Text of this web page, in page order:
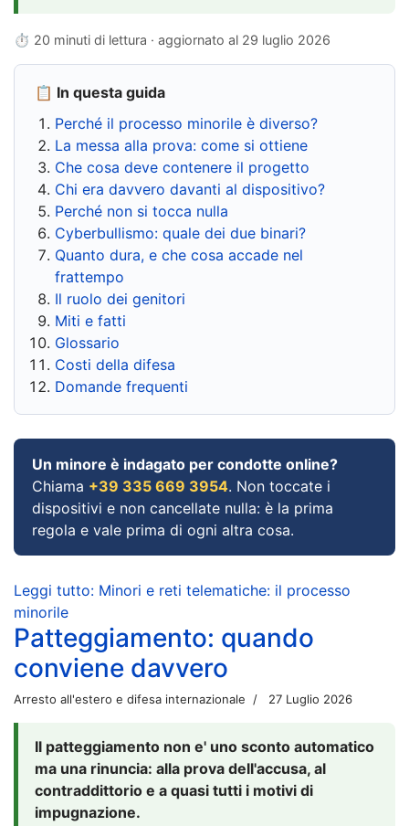
⏱ 20 minuti di lettura · aggiornato al 29 luglio 2026
📋 In questa guida
Perché il processo minorile è diverso?
La messa alla prova: come si ottiene
Che cosa deve contenere il progetto
Chi era davvero davanti al dispositivo?
Perché non si tocca nulla
Cyberbullismo: quale dei due binari?
Quanto dura, e che cosa accade nel
frattempo
Il ruolo dei genitori
Miti e fatti
Glossario
Costi della difesa
Domande frequenti
Un minore è indagato per condotte online?
Chiama +39 335 669 3954. Non toccate i
dispositivi e non cancellate nulla: è la prima
regola e vale prima di ogni altra cosa.
Leggi tutto: Minori e reti telematiche: il processo
minorile
Patteggiamento: quando
conviene davvero
Arresto all'estero e difesa internazionale 27 Luglio 2026
Il patteggiamento non e' uno sconto automatico
ma una rinuncia: alla prova dell'accusa, al
contraddittorio e a quasi tutti i motivi di
impugnazione.